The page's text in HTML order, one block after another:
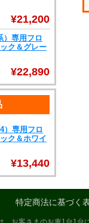
¥21,200
）専用フロ
ク＆グレー
¥22,890
）専用フロ
ク＆ホワイ
¥13,440
特定商法に基づく